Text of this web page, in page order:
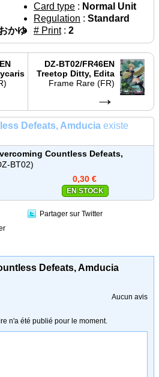
Card type : Normal Unit
Regulation : Standard
かゆ # Print: 2
DZ-BT02/FR46EN
Treetop Ditty, Edita
Frame Rare (FR)
→
Defeats, Amducia existe
Countless Defeats,
BT02)
0,30 €
EN STOCK
Partager sur Twitter
Defeats, Amducia
Aucun avis
n'a été publié pour le moment.